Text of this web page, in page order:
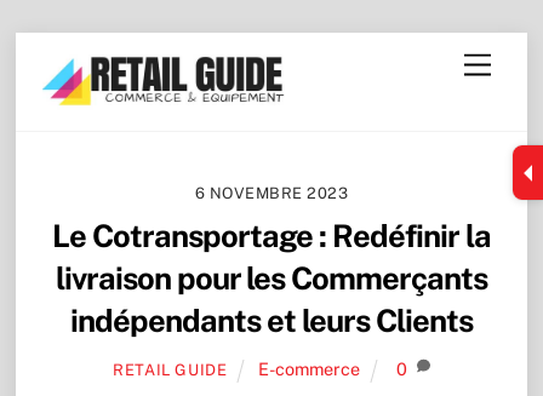
content
Menu
6 NOVEMBRE 2023
Le Cotransportage : Redéfinir la
livraison pour les Commerçants
indépendants et leurs Clients
RETAIL GUIDE E-commerce 0